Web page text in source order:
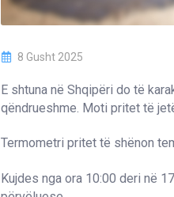
8 Gusht 2025
E shtuna në Shqipëri do të
qëndrueshme. Moti pritet të
Termometri pritet të shënon
Kujdes nga ora 10:00 deri në